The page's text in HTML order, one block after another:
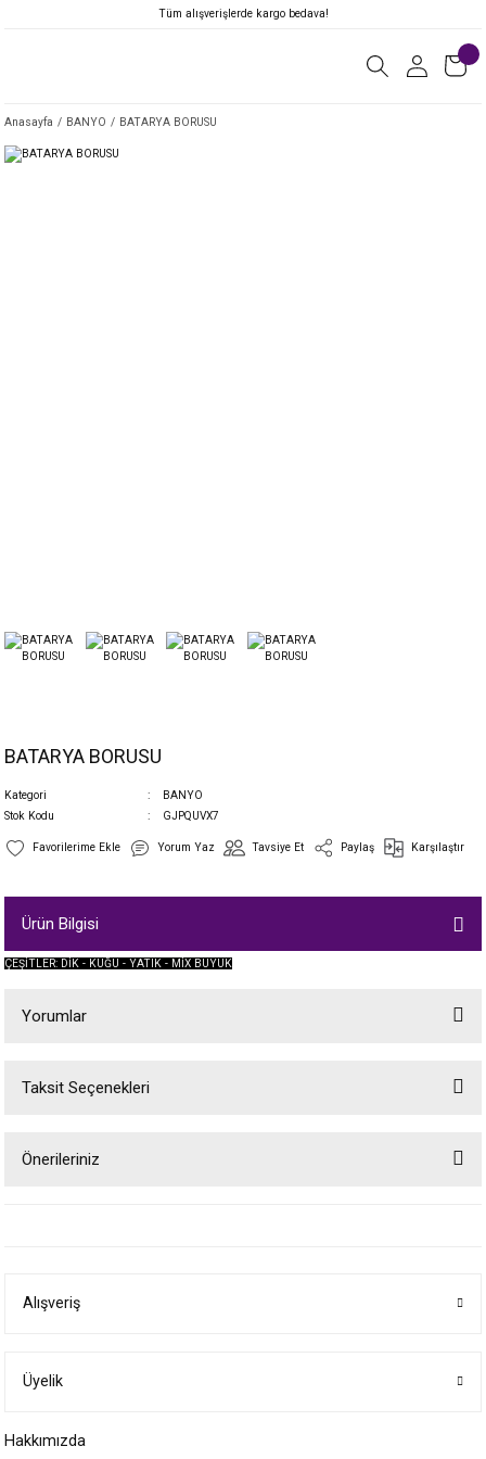
Tüm alışverişlerde kargo bedava!
Anasayfa BANYO BATARYA BORUSU
BATARYA BORUSU
Kategori
BANYO
Stok Kodu
GJPQUVX7
Yorum Yaz Tavsiye Et Paylaş Karşılaştır
Ürün Bilgisi
ÇEŞİTLER: DİK - KUĞU - YATIK - MİX BÜYÜK
Yorumlar
Taksit Seçenekleri
Önerileriniz
Ürün bilgilerinde hatalar bulunuyor.
Bu ürüne benzer farklı alternatifler olmalı.
Alışveriş
Üyelik
Hakkımızda